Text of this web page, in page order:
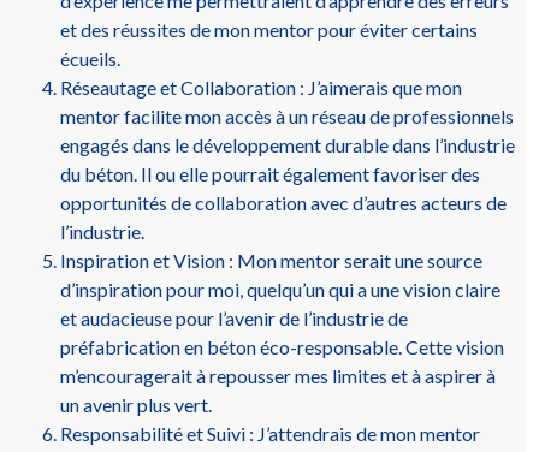
et des réussites de mon mentor pour éviter certains
écueils.
Réseautage et Collaboration : J’aimerais que mon
mentor facilite mon accès à un réseau de professionnels
engagés dans le développement durable dans l’industrie
du béton. Il ou elle pourrait également favoriser des
opportunités de collaboration avec d’autres acteurs de
l’industrie.
Inspiration et Vision : Mon mentor serait une source
d’inspiration pour moi, quelqu’un qui a une vision claire
et audacieuse pour l’avenir de l’industrie de
préfabrication en béton éco-responsable. Cette vision
m’encouragerait à repousser mes limites et à aspirer à
un avenir plus vert.
Responsabilité et Suivi : J’attendrais de mon mentor